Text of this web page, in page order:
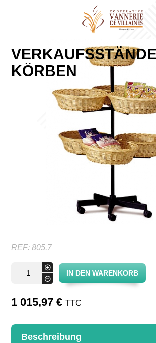
KÖRBEN
REF:805.7
-
Verkaufsständer
Menge
+
IN DEN WARENKORB
1 015,97€ TTC
Beschreibung